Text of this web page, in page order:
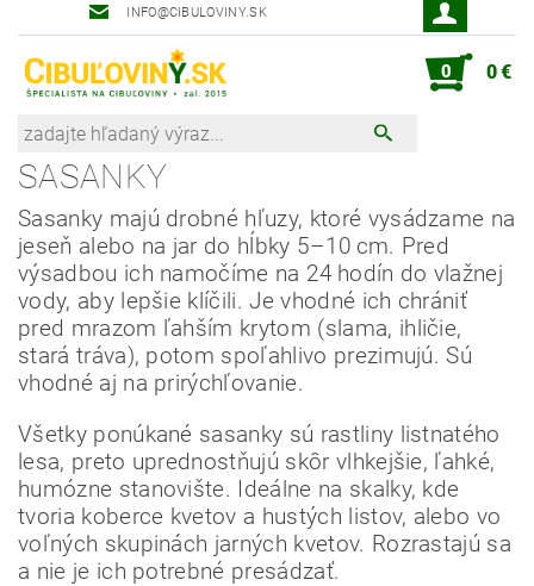
INFO@CIBULOVINY.SK
0 0 €
SASANKY
Sasanky majú drobné hľuzy, ktoré vysádzame na
jeseň alebo na jar do hĺbky 5–10 cm. Pred
výsadbou ich namočíme na 24 hodín do vlažnej
vody, aby lepšie klíčili. Je vhodné ich chrániť
pred mrazom ľahším krytom (slama, ihličie,
stará tráva), potom spoľahlivo prezimujú. Sú
vhodné aj na prirýchľovanie.
Všetky ponúkané sasanky sú rastliny listnatého
lesa, preto uprednostňujú skôr vlhkejšie, ľahké,
humózne stanovište. Ideálne na skalky, kde
tvoria koberce kvetov a hustých listov, alebo vo
voľných skupinách jarných kvetov. Rozrastajú sa
a nie je ich potrebné presádzať.
Robot zahradník Peter